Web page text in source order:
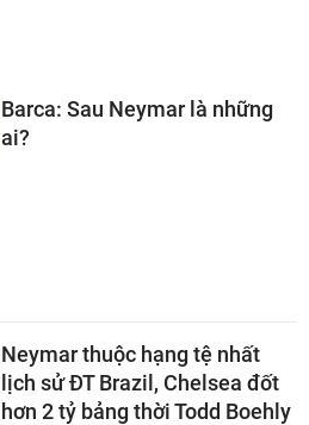
Barca: Sau Neymar là những
ai?
Neymar thuộc hạng tệ nhất
lịch sử ĐT Brazil, Chelsea đốt
hơn 2 tỷ bảng thời Todd Boehly